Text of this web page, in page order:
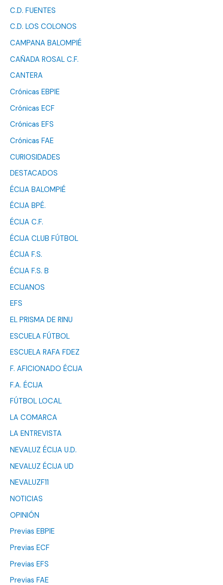
C.D. FUENTES
C.D. LOS COLONOS
CAMPANA BALOMPIÉ
CAÑADA ROSAL C.F.
CANTERA
Crónicas EBPIE
Crónicas ECF
Crónicas EFS
Crónicas FAE
CURIOSIDADES
DESTACADOS
ÉCIJA BALOMPIÉ
ÉCIJA BPÉ.
ÉCIJA C.F.
ÉCIJA CLUB FÚTBOL
ÉCIJA F.S.
ÉCIJA F.S. B
ECIJANOS
EFS
EL PRISMA DE RINU
ESCUELA FÚTBOL
ESCUELA RAFA FDEZ
F. AFICIONADO ÉCIJA
F.A. ÉCIJA
FÚTBOL LOCAL
LA COMARCA
LA ENTREVISTA
NEVALUZ ÉCIJA U.D.
NEVALUZ ÉCIJA UD
NEVALUZF11
NOTICIAS
OPINIÓN
Previas EBPIE
Previas ECF
Previas EFS
Previas FAE